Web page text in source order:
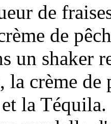
de
de
un shaker
la crème
la